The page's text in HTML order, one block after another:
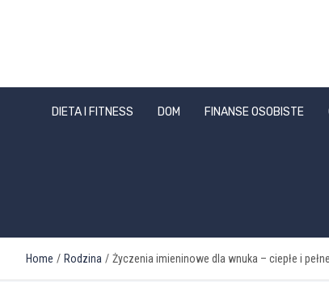
DIETA I FITNESS DOM FINANSE OSOBISTE
Home Rodzina Życzenia imieninowe dla wnuka – ciepłe i